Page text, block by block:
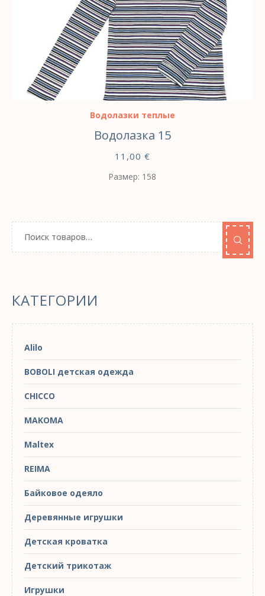
ВЫБЕРИТЕ ПАРАМЕТРЫ
Водолазки теплые
Водолазка 15
11,00 €
Размер: 158
КАТЕГОРИИ
Alilo
BOBOLI детская одежда
CHICCO
MAKOMA
Maltex
REIMA
Байковое одеяло
Деревянные игрушки
Детская кроватка
Детский трикотаж
Игрушки